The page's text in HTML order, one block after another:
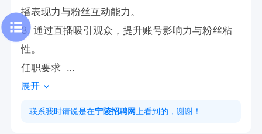
播表现力与粉丝互动能力。
3. 通过直播吸引观众，提升账号影响力与粉丝粘
性。
任职要求
1.具备良好的沟通表达能力和亲和力。
2. 能够提供真实**信息并遵守平台规则。
展开
联系我时请说是在宁陵招聘网 上看到的，谢谢！